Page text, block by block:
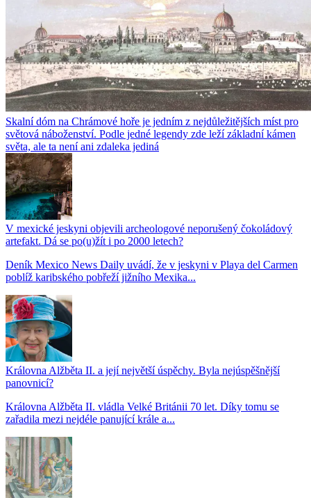
Skalní dóm na Chrámové hoře je jedním z nejdůležitějších míst pro
světová náboženství. Podle jedné legendy zde leží základní kámen
světa, ale ta není ani zdaleka jediná
V mexické jeskyni objevili archeologové neporušený čokoládový
artefakt. Dá se po(u)žít i po 2000 letech?
Deník Mexico News Daily uvádí, že v jeskyni v Playa del Carmen
poblíž karibského pobřeží jižního Mexika...
Královna Alžběta II. a její největší úspěchy. Byla nejúspěšnější
panovnicí?
Královna Alžběta II. vládla Velké Británii 70 let. Díky tomu se
zařadila mezi nejdéle panující krále a...